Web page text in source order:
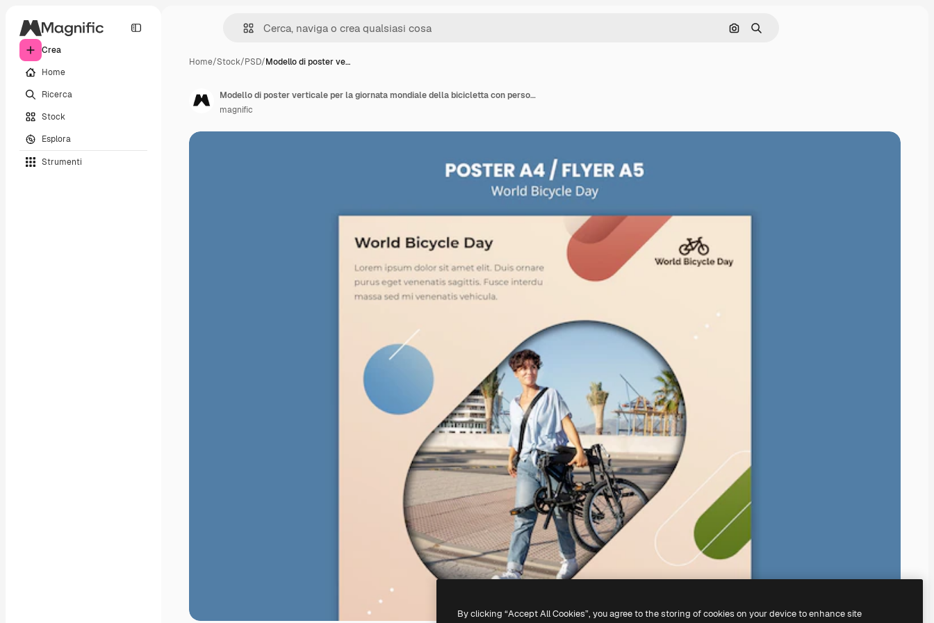
Crea
Home
Ricerca
Stock
Esplora
Strumenti
Cerca per immagine
Ricerca
Home/Stock/PSD/Modello di poster ve…
Modello di poster verticale per la giornata mondiale della bicicletta con persona che usa la bici
magnific
By clicking “Accept All Cookies”, you agree to the storing of cookies on your device to enhance site